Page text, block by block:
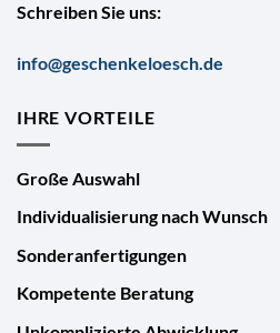
Schreiben Sie uns:
info@geschenkeloesch.de
IHRE VORTEILE
Große Auswahl
Individualisierung nach Wunsch
Sonderanfertigungen
Kompetente Beratung